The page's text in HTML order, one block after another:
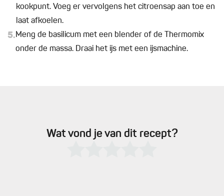
kookpunt. Voeg er vervolgens het citroensap aan toe en
laat afkoelen.
5.Meng de basilicum met een blender of de Thermomix
onder de massa. Draai het ijs met een ijsmachine.
Wat vond je van dit recept?